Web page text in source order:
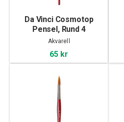
Da Vinci Cosmotop
Pensel, Rund 4
Akvarell
65 kr